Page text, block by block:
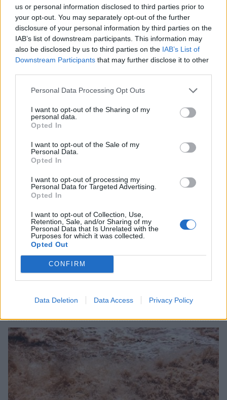
us or personal information disclosed to third parties prior to
your opt-out. You may separately opt-out of the further
disclosure of your personal information by third parties on the
IAB’s list of downstream participants. This information may
also be disclosed by us to third parties on the IAB’s List of
Downstream Participants that may further disclose it to other
Personal Data Processing Opt Outs
I want to opt-out of the Sharing of my
personal data.
Opted In
I want to opt-out of the Sale of my
Personal Data.
Opted In
I want to opt-out of processing my
Personal Data for Targeted Advertising.
Opted In
I want to opt-out of Collection, Use,
Retention, Sale, and/or Sharing of my
Personal Data that Is Unrelated with the
Purposes for which it was collected.
Opted Out
CONFIRM
Data Deletion Data Access Privacy Policy
Δήμος Ευρώτα: Σκουριά και φθορά η
αμείλικτη πραγματικότητα…
04/08/2026 09:07
Εμποροπανήγυρη Μυστρά 2026: Κατεπείγουσα